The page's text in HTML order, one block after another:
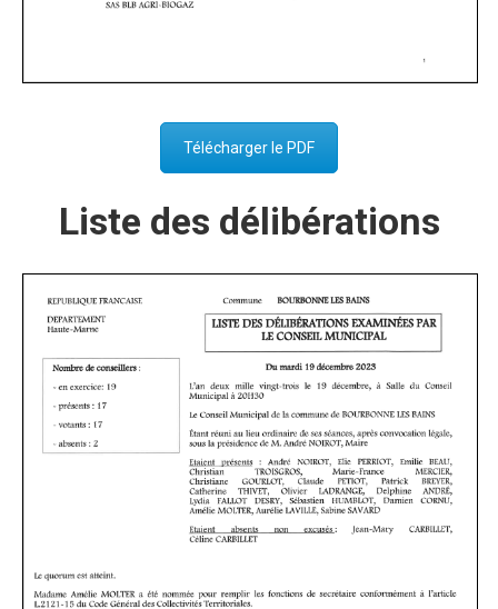
Télécharger le PDF
Liste des délibérations